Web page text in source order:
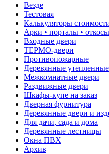
Везде
Тестовая
Калькуляторы
Арки • порталы • откосы
Входные двери
ТЕРМО-двери
Противопожарные
Деревянные утепленные
Межкомнатные двери
Раздвижные двери
Шкафы-купе на заказ
Дверная фурнитура
Деревянные двери и
Для дачи, сада и дома
Деревянные лестницы
Окна ПВХ
Архив